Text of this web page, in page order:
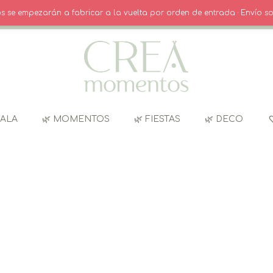
SESIÓN / REGISTRO CARRITO
🌿 MOMENTOS 🌿 FIESTAS 🌿 DECO
empezarán a fabricar a la vuelta por orden de entrada · Envío